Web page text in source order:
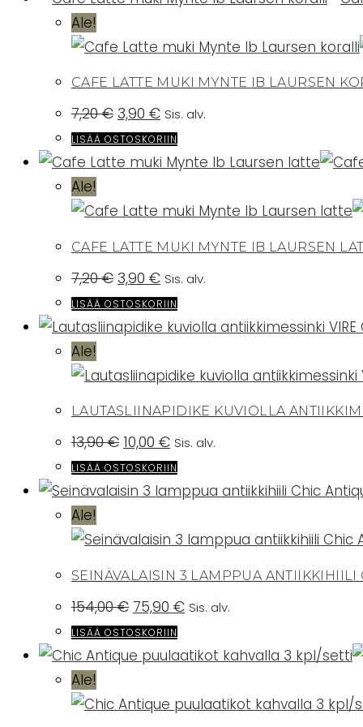
Ale!
CAFE LATTE MUKI MYNTE IB LAURSEN
7,20€ Alkuperäinen
hinta
oli:
7,20 €.
3,90 €Nykyinen
hinta
on:
3,90 €.
Sis. alv.
LISÄÄ OSTOSKORIIN
Ale!
CAFE LATTE MUKI MYNTE IB LAURSEN
7,20€ Alkuperäinen
hinta
oli:
7,20 €.
3,90 €Nykyinen
hinta
on:
3,90 €.
Sis. alv.
LISÄÄ OSTOSKORIIN
Ale!
LAUTASLIINAPIDIKE KUVIOLLA
13,90€ Alkuperäinen
hinta
oli:
13,90 €.
10,00 €Nykyinen
hinta
on:
10,00 €.
Sis. alv.
LISÄÄ OSTOSKORIIN
Ale!
SEINÄVALAISIN 3 LAMPPUA ANTIIKKIHIILI
154,00€ Alkuperäinen
hinta
oli:
154,00 €.
75,90 €Nykyinen
hinta
Sis. alv.
LISÄÄ OSTOSKORIIN
Ale!